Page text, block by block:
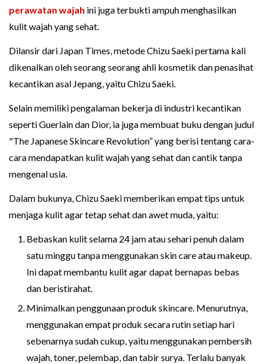
perawatan wajah ini juga terbukti ampuh menghasilkan
kulit wajah yang sehat.
Dilansir dari Japan Times, metode Chizu Saeki pertama kali
dikenalkan oleh seorang seorang ahli kosmetik dan penasihat
kecantikan asal Jepang, yaitu Chizu Saeki.
Selain memiliki pengalaman bekerja di industri kecantikan
seperti Guerlain dan Dior, ia juga membuat buku dengan judul
"The Japanese Skincare Revolution” yang berisi tentang cara-
cara mendapatkan kulit wajah yang sehat dan cantik tanpa
mengenal usia.
Dalam bukunya, Chizu Saeki memberikan empat tips untuk
menjaga kulit agar tetap sehat dan awet muda, yaitu:
Bebaskan kulit selama 24 jam atau sehari penuh dalam
satu minggu tanpa menggunakan skin care atau makeup.
Ini dapat membantu kulit agar dapat bernapas bebas
dan beristirahat.
Minimalkan penggunaan produk skincare. Menurutnya,
menggunakan empat produk secara rutin setiap hari
sebenarnya sudah cukup, yaitu menggunakan pembersih
wajah, toner, pelembap, dan tabir surya. Terlalu banyak